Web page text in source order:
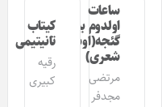
ساعات
اولدوم بیر
گئجه(اوشاق
شعری)
مرتضی
مجدفر
کیتاب
تانیتیمی
رقیه
کبیری